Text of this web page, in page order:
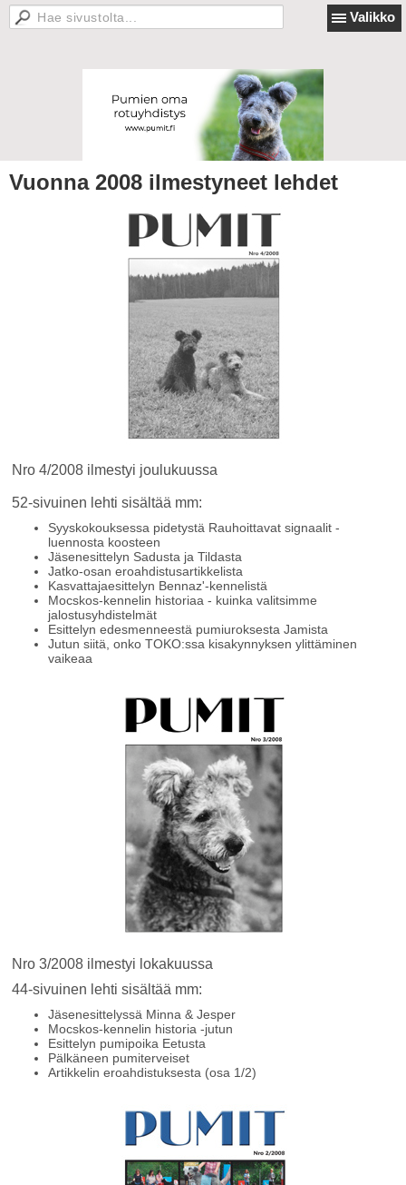
Valikko
Vuonna 2008 ilmestyneet lehdet
Nro 4/2008 ilmestyi joulukuussa
52-sivuinen lehti sisältää mm:
Syyskokouksessa pidetystä Rauhoittavat signaalit -
luennosta koosteen
Jäsenesittelyn Sadusta ja Tildasta
Jatko-osan eroahdistusartikkelista
Kasvattajaesittelyn Bennaz'-kennelistä
Mocskos-kennelin historiaa - kuinka valitsimme
jalostusyhdistelmät
Esittelyn edesmenneestä pumiuroksesta Jamista
Jutun siitä, onko TOKO:ssa kisakynnyksen ylittäminen
vaikeaa
Nro 3/2008 ilmestyi lokakuussa
44-sivuinen lehti sisältää mm:
Jäsenesittelyssä Minna & Jesper
Mocskos-kennelin historia -jutun
Esittelyn pumipoika Eetusta
Pälkäneen pumiterveiset
Artikkelin eroahdistuksesta (osa 1/2)